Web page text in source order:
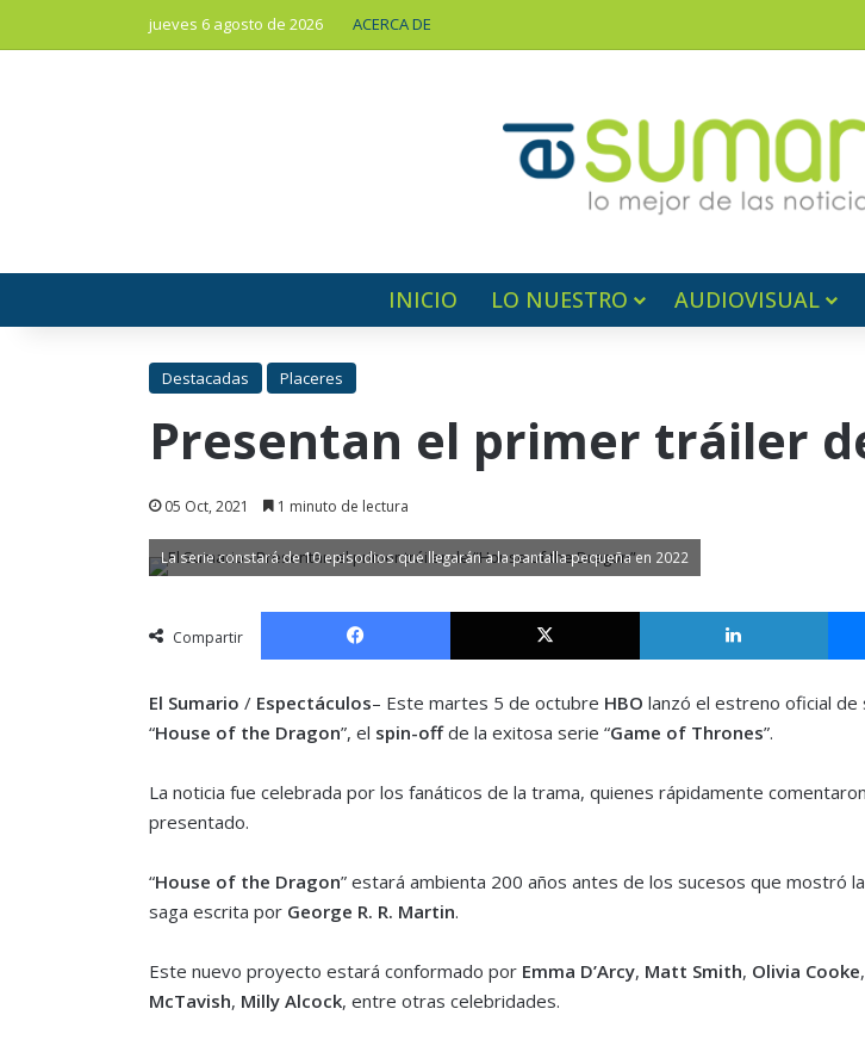
jueves 6 agosto de 2026 ACERCA DE
INICIO LO NUESTRO AUDIOVISUAL
Destacadas Placeres
Presentan el primer tráiler
05 Oct, 2021 1 minuto de lectura
La serie constará de 10 episodios que llegarán a la pantalla pequeña en 2022
Compartir
Facebook X
El Sumario / Espectáculos– Este martes 5 de octubre HBO lanzó el estreno oficial
“House of the Dragon”, el spin-offde la exitosa serie “Game of Thrones”.
La noticia fue celebrada por los fanáticos de la trama, quienes rápidamente
presentado.
“House of the Dragon” estará ambienta 200 años antes de los sucesos que mostró
saga escrita por George R. R. Martin.
Este nuevo proyecto estará conformado por Emma D’Arcy, Matt Smith, Olivia Cooke,
McTavish, Milly Alcock, entre otras celebridades.